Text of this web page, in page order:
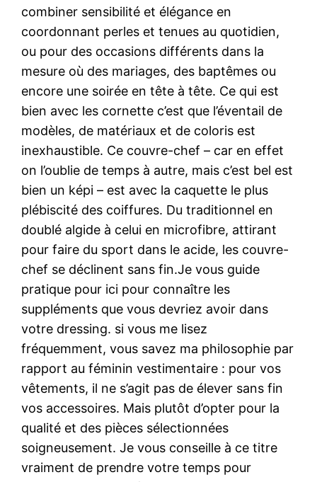
combiner sensibilité et élégance en
coordonnant perles et tenues au quotidien,
ou pour des occasions différents dans la
mesure où des mariages, des baptêmes ou
encore une soirée en tête à tête. Ce qui est
bien avec les cornette c’est que l’éventail de
modèles, de matériaux et de coloris est
inexhaustible. Ce couvre-chef – car en effet
on l’oublie de temps à autre, mais c’est bel est
bien un képi – est avec la caquette le plus
plébiscité des coiffures. Du traditionnel en
doublé algide à celui en microfibre, attirant
pour faire du sport dans le acide, les couvre-
chef se déclinent sans fin.Je vous guide
pratique pour ici pour connaître les
suppléments que vous devriez avoir dans
votre dressing. si vous me lisez
fréquemment, vous savez ma philosophie par
rapport au féminin vestimentaire : pour vos
vêtements, il ne s’agit pas de élever sans fin
vos accessoires. Mais plutôt d’opter pour la
qualité et des pièces sélectionnées
soigneusement. Je vous conseille à ce titre
vraiment de prendre votre temps pour